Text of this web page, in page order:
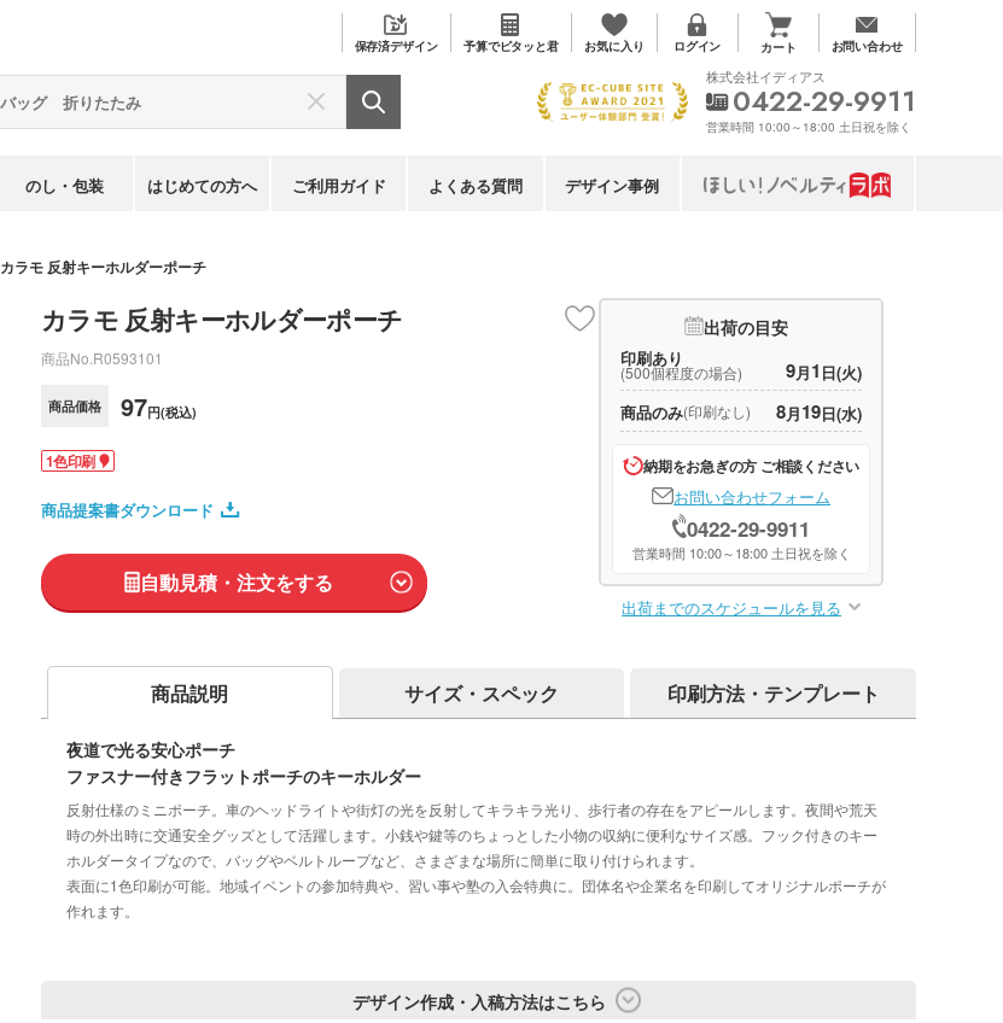
保存済デザイン 予算でピタッと君 お気に入り ログイン カート お問い合わせ
のし・包装 はじめての方へ ご利用ガイド よくある質問 デザイン事例
株式会社イディアス
0422-29-9911
営業時間 10:00～18:00 土日祝を除く
カラモ 反射キーホルダーポーチ
カラモ 反射キーホルダーポーチ
商品No. R0593101
商品価格 97円(税込)
1色印刷
商品提案書ダウンロード
自動見積・注文をする
出荷の目安
印刷あり
(500個程度の場合) 9月1 日(火)
商品のみ(印刷なし) 8月19日(水)
納期をお急ぎの方 ご相談ください
お問い合わせフォーム
0422-29-9911
営業時間 10:00～18:00 土日祝を除く
出荷までのスケジュールを見る
商品説明 サイズ・スペック 印刷方法・テンプレート
夜道で光る安心ポーチ
ファスナー付きフラットポーチのキーホルダー
反射仕様のミニポーチ。車のヘッドライトや街灯の光を反射してキラキラ光り、歩行者の存在をアピールします。夜間や荒天
時の外出時に交通安全グッズとして活躍します。小銭や鍵等のちょっとした小物の収納に便利なサイズ感。フック付きのキー
ホルダータイプなので、バッグやベルトループなど、さまざまな場所に簡単に取り付けられます。
表面に1色印刷が可能。地域イベントの参加特典や、習い事や塾の入会特典に。団体名や企業名を印刷してオリジナルポーチが
作れます。
デザイン作成・入稿方法はこちら